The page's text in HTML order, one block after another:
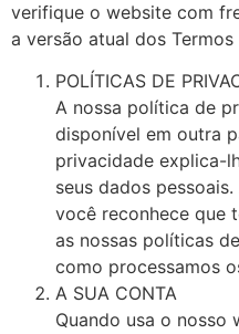
verifique o website com
a versão atual dos
POLÍTICAS DE
A nossa política de
disponível em outra
privacidade explica-
seus dados
você reconhece que
as nossas políticas
como processamos
A SUA CONTA
Quando usa o nosso